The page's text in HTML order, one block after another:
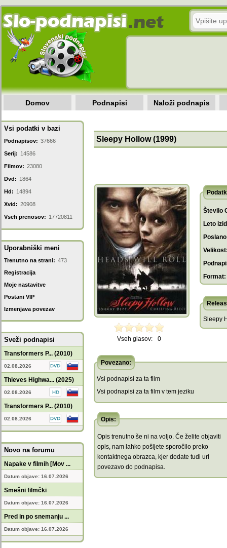
Domov Podnapisi Naloži podnapis
Vsi podatki v bazi
Podnapisov: 37666
Serij: 14586
Filmov: 23080
Dvd: 1864
Hd: 14894
Xvid: 20908
Vseh prenosov: 17720811
Uporabniški meni
Trenutno na strani: 473
Registracija
Moje nastavitve
Postani VIP
Izmenjava povezav
Sveži podnapisi
Transformers P... (2010)
02.08.2026
Thieves Highwa... (2025)
02.08.2026
Transformers P... (2010)
02.08.2026
Novo na forumu
Napake v filmih [Mov ...
Datum objave: 16.07.2026
Smešni filmčki
Datum objave: 16.07.2026
Pred in po snemanju ...
Datum objave: 16.07.2026
Sleepy Hollow (1999)
Vseh glasov: 0
Število
Leto
Format:
Sleepy
Povezano:
Vsi podnapisi za ta film
Vsi podnapisi za ta film v tem jeziku
Opis:
Opis trenutno še ni na voljo. Če želite objaviti
opis, nam lahko pošljete sporočilo preko
kontaktnega obrazca, kjer dodate tudi url
povezavo do podnapisa.